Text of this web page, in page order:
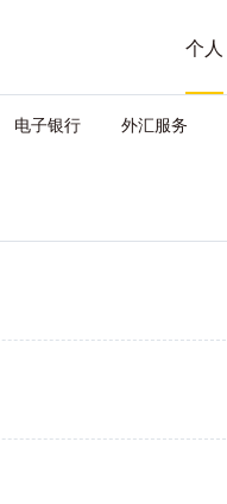
个人
电子银行 外汇服务